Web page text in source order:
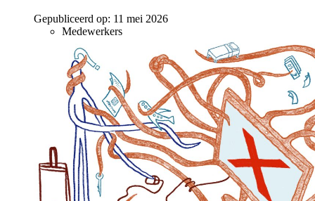
Gepubliceerd op: 11 mei 2026
Medewerkers